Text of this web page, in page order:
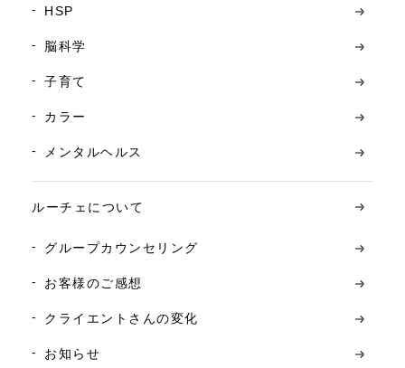
HSP
脳科学
子育て
カラー
メンタルヘルス
ルーチェについて
グループカウンセリング
お客様のご感想
クライエントさんの変化
お知らせ